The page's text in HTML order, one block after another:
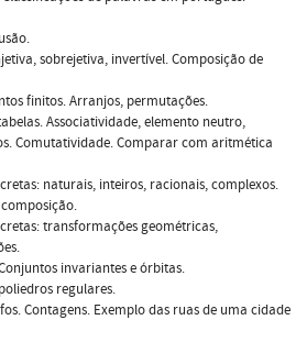
sobrejetiva, invertível. Composição de
finitos. Arranjos, permutações.
Associatividade, elemento neutro,
Comutatividade. Comparar com aritmética
naturais, inteiros, racionais, complexos.
transformações geométricas,
invariantes e órbitas.
regulares.
Contagens. Exemplo das ruas de uma cidade